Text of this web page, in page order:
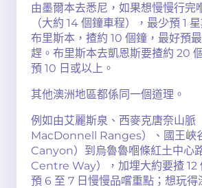
由墨爾本去悉尼，如果想慢慢行完
（大約 14 個鐘車程），最少預 1
布里斯本，揸約 10 個鐘，最好預
趕。布里斯本去凱恩斯要揸約 20
預 10 日或以上。
其他澳洲地區都係同一個道理。
例如由艾麗斯泉、西麥克唐奈山脈
MacDonnell Ranges）、國王峽
Canyon）到烏魯魯嗰條紅土中心
Centre Way），加埋大約要揸 12
預 6 至 7 日慢慢品嚐重點；想玩得